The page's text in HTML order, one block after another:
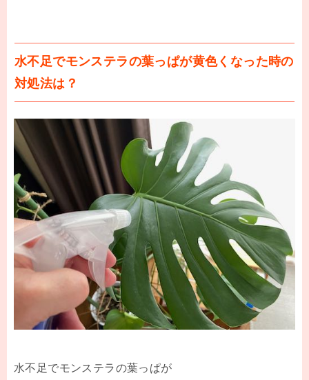
水不足でモンステラの葉っぱが黄色くなった時の
対処法は？
水不足でモンステラの葉っぱが